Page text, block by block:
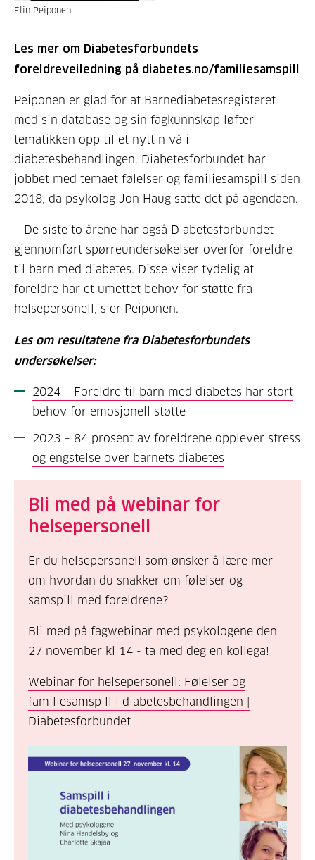
Elin Peiponen
Les mer om Diabetesforbundets
foreldreveiledning på diabetes.no/familiesamspill
Peiponen er glad for at Barnediabetesregisteret
med sin database og sin fagkunnskap løfter
tematikken opp til et nytt nivå i
diabetesbehandlingen. Diabetesforbundet har
jobbet med temaet følelser og familiesamspill siden
2018, da psykolog Jon Haug satte det på agendaen.
– De siste to årene har også Diabetesforbundet
gjennomført spørreundersøkelser overfor foreldre
til barn med diabetes. Disse viser tydelig at
foreldre har et umettet behov for støtte fra
helsepersonell , sier Peiponen.
Les om resultatene fra Diabetesforbundets
undersøkelser:
2024 – Foreldre til barn med diabetes har stort
behov for emosjonell støtte
2023 – 84 prosent av foreldrene opplever stress
og engstelse over barnets diabetes
Bli med på webinar for
helsepersonell
Er du helsepersonell som ønsker å lære mer
om hvordan du snakker om følelser og
samspill med foreldrene?
Bli med på fagwebinar med psykologene den
27 november kl 14 - ta med deg en kollega!
Webinar for helsepersonell: Følelser og
familiesamspill i diabetesbehandlingen |
Diabetesforbundet